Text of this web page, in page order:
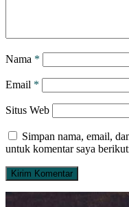
Nama *
Email *
Situs Web
Simpan nama, email,
untuk komentar saya